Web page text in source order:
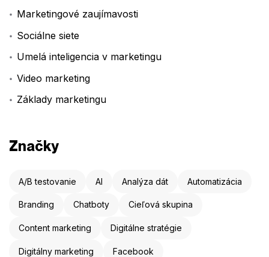
Marketingové zaujímavosti
Sociálne siete
Umelá inteligencia v marketingu
Video marketing
Základy marketingu
Značky
A/B testovanie AI Analýza dát Automatizácia
Branding Chatboty Cieľová skupina
Content marketing Digitálne stratégie
Digitálny marketing Facebook